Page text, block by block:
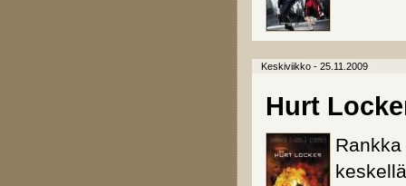
Keskiviikko - 25.11.2009
Hurt